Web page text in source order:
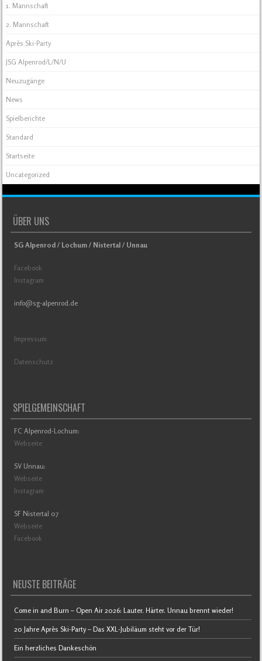
1. Mannschaft
2. Mannschaft
Après Ski-Party
JSG Alpenrod/L/N/U
Neuzugänge
News
Spielberichte
Standard
Startseite
Uncategorized
ÜBER UNS
SG Alpenrod / Lochum / Nistertal / Unnau
Facebook
Instagram
info@sg-alpenrod.de
Impressum
Datenschutz
SPIELGEMEINSCHAFT
FC Alpenrod-Lochum:
Webseite
SV Unnau:
Webseite
Instagram
SF Nistertal 07
Webseite
Facebook
NEUSTE BEITRÄGE
Come in and Burn – Open Air 2026: Lauter. Härter. Unnau brennt wieder!
20 Jahre Après Ski-Party – Das XXL-Jubiläum steht vor der Tür!
Ein herzliches Dankeschön